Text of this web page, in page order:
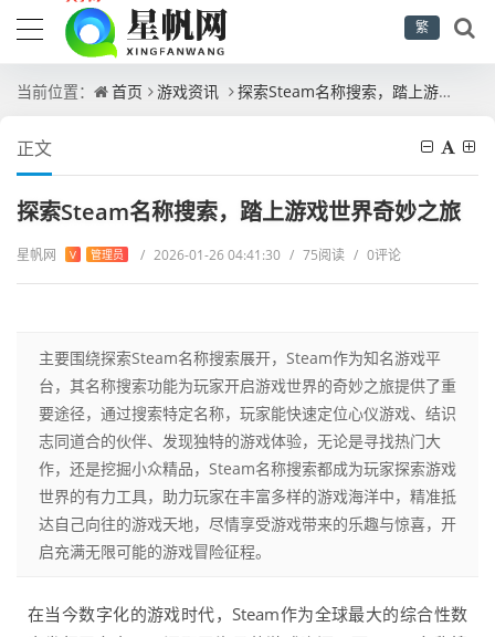
繁
当前位置： 首页 游戏资讯 探索Steam名称搜索，踏上游戏世界奇妙之旅
正文
探索Steam名称搜索，踏上游戏世界奇妙之旅
星帆网 V 管理员 / 2026-01-26 04:41:30 / 75阅读 / 0评论
主要围绕探索Steam名称搜索展开，Steam作为知名游戏平
台，其名称搜索功能为玩家开启游戏世界的奇妙之旅提供了重
要途径，通过搜索特定名称，玩家能快速定位心仪游戏、结识
志同道合的伙伴、发现独特的游戏体验，无论是寻找热门大
作，还是挖掘小众精品，Steam名称搜索都成为玩家探索游戏
世界的有力工具，助力玩家在丰富多样的游戏海洋中，精准抵
达自己向往的游戏天地，尽情享受游戏带来的乐趣与惊喜，开
启充满无限可能的游戏冒险征程。
在当今数字化的游戏时代，Steam作为全球最大的综合性数